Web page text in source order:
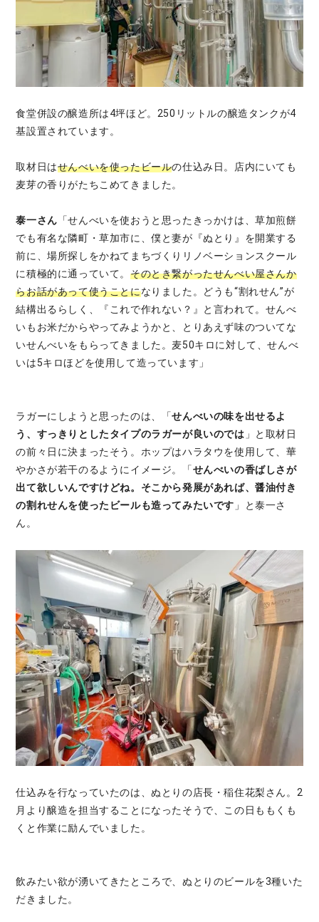
食堂併設の醸造所は4坪ほど。250リットルの醸造タンクが4
基設置されています。
取材日はせんべいを使ったビールの仕込み日。店内にいても
麦芽の香りがたちこめてきました。
泰一さん 「せんべいを使おうと思ったきっかけは、草加煎餅
でも有名な隣町・草加市に、僕と妻が『ぬとり』を開業する
前に、場所探しをかねてまちづくりリノベーションスクール
に積極的に通っていて。 そのとき繋がったせんべい屋さんか
らお話があって使うことになりました。どうも“割れせん”が
結構出るらしく、『これで作れない？』と言われて。せんべ
いもお米だからやってみようかと、とりあえず味のついてな
いせんべいをもらってきました。麦50キロに対して、せんべ
いは5キロほどを使用して造っています」
ラガーにしようと思ったのは、「せんべいの味を出せるよ
う、すっきりとしたタイプのラガーが良いのでは 」と取材日
の前々日に決まったそう。ホップはハラタウを使用して、華
やかさが若干のるようにイメージ。「せんべいの香ばしさが
出て欲しいんですけどね。そこから発展があれば、醤油付き
の割れせんを使ったビールも造ってみたいです 」と泰一さ
ん。
仕込みを行なっていたのは、ぬとりの店長・稲住花梨さん。2
月より醸造を担当することになったそうで、この日ももくも
くと作業に励んでいました。
飲みたい欲が湧いてきたところで、ぬとりのビールを3種いた
だきました。